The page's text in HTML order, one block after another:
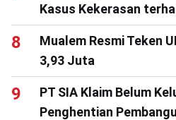
Kasus Kekerasan
Mualem Resmi Teken
3,93 Juta
PT SIA Klaim Belum
Penghentian